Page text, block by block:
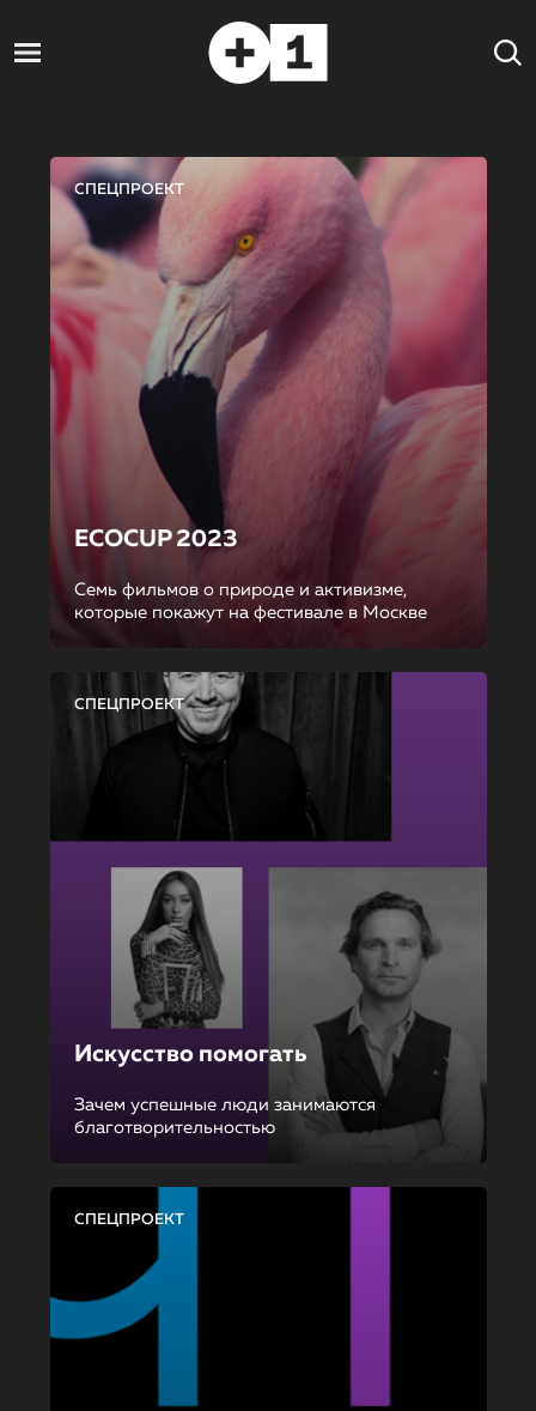
СПЕЦПРОЕКТ
ECOCUP 2023
Семь фильмов о природе и активизме,
которые покажут на фестивале в Москве
СПЕЦПРОЕКТ
Искусство помогать
Зачем успешные люди занимаются
благотворительностью
СПЕЦПРОЕКТ